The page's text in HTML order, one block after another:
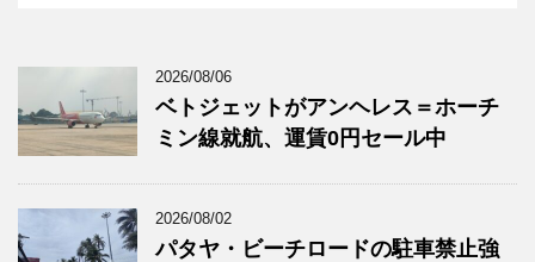
2026/08/06
ベトジェットがアンヘレス＝ホーチ
ミン線就航、運賃0円セール中
2026/08/02
パタヤ・ビーチロードの駐車禁止強